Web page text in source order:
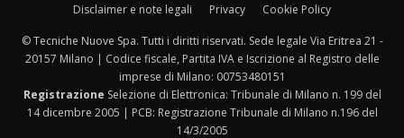
Disclaimer e note legali Privacy Cookie Policy
© Tecniche Nuove Spa. Tutti i diritti riservati. Sede legale Via Eritrea 21 -
20157 Milano | Codice fiscale, Partita IVA e Iscrizione al Registro delle
imprese di Milano: 00753480151
Registrazione Selezione di Elettronica: Tribunale di Milano n. 199 del
14 dicembre 2005 | PCB: Registrazione Tribunale di Milano n.196 del
14/3/2005